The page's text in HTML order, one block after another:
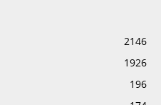
2146
1926
196